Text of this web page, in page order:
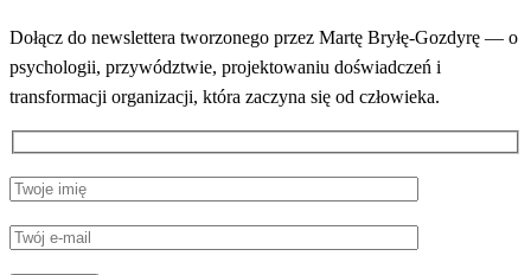
Dołącz do newslettera tworzonego przez Martę Bryłę-Gozdyrę — o
psychologii, przywództwie, projektowaniu doświadczeń i
transformacji organizacji, która zaczyna się od człowieka.